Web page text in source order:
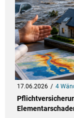
17.06.2026 4